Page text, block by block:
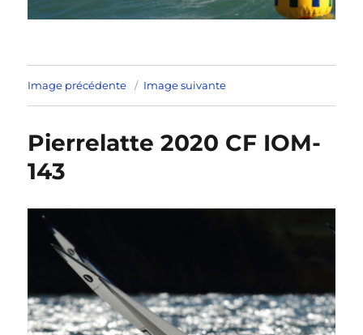
Image précédente Image suivante
Pierrelatte 2020 CF IOM-
143